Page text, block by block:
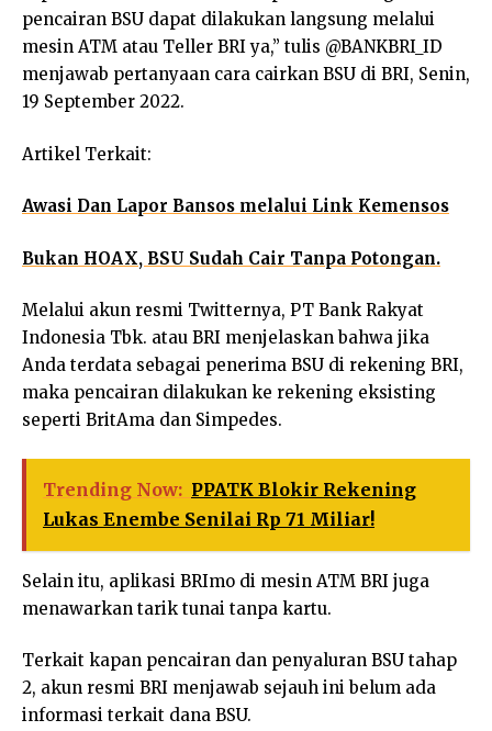
pencairan BSU dapat dilakukan langsung melalui
mesin ATM atau Teller BRI ya,” tulis @BANKBRI_ID
menjawab pertanyaan cara cairkan BSU di BRI, Senin,
19 September 2022.
Artikel Terkait:
Awasi Dan Lapor Bansos melalui Link Kemensos
Bukan HOAX, BSU Sudah Cair Tanpa Potongan.
Melalui akun resmi Twitternya, PT Bank Rakyat
Indonesia Tbk. atau BRI menjelaskan bahwa jika
Anda terdata sebagai penerima BSU di rekening BRI,
maka pencairan dilakukan ke rekening eksisting
seperti BritAma dan Simpedes.
Trending Now: PPATK Blokir Rekening
Lukas Enembe Senilai Rp 71 Miliar!
Selain itu, aplikasi BRImo di mesin ATM BRI juga
menawarkan tarik tunai tanpa kartu.
Terkait kapan pencairan dan penyaluran BSU tahap
2, akun resmi BRI menjawab sejauh ini belum ada
informasi terkait dana BSU.